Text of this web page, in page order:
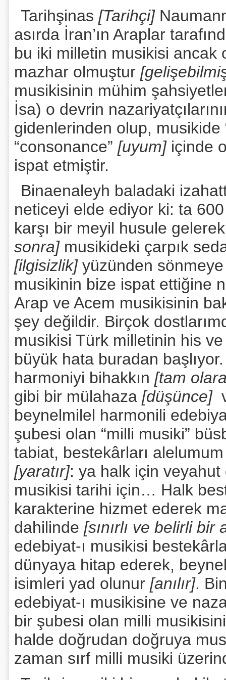
Tarihşinas [Tarihçi]
asırda İran’ın Araplar
bu iki milletin musikisi
mazhar olmuştur
musikisinin mühim
İsa) o devrin
gidenlerinden olup, musikide
“consonance” [uyum] içinde
ispat etmiştir.
Binaenaleyh baladaki
neticeyi elde ediyor ki: ta
karşı bir meyil husule
sonra] musikideki çarpık
[ilgisizlik] yüzünden
musikinin bize ispat ettiğine
Arap ve Acem musikisinin
şey değildir. Birçok
musikisi Türk milletinin his
büyük hata buradan
harmoniyi bihakkın [tam
gibi bir mülahaza [düşünce]
beynelmilel harmonili
şubesi olan “milli musiki”
tabiat, bestekârları
[yaratır]: ya halk için
musikisi tarihi için… Halk
karakterine hizmet ederek
dahilinde [sınırlı ve belirli
edebiyat-ı musikisi
dünyaya hitap ederek,
isimleri yad olunur [anılır].
edebiyat-ı musikisine ve
bir şubesi olan milli
halde doğrudan doğruya
zaman sırf milli musiki